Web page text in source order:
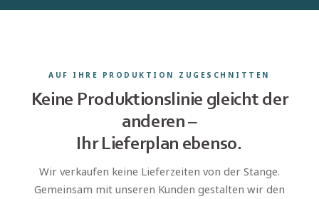
AUF IHRE PRODUKTION ZUGESCHNITTEN
Keine Produktionslinie gleicht der
anderen –
Ihr Lieferplan ebenso.
Wir verkaufen keine Lieferzeiten von der Stange.
Gemeinsam mit unseren Kunden gestalten wir den